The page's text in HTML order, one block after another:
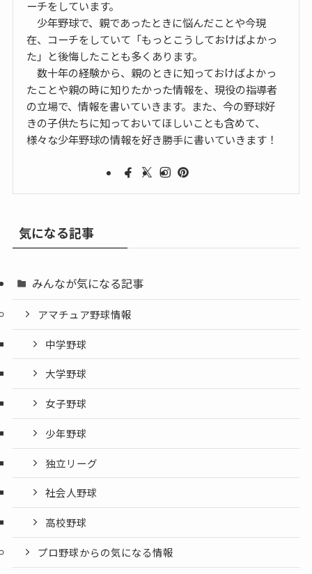
ーチをしています。
少年野球で、親であったときに悩んだことや今現
在、コーチをしていて「もっとこうしておけばよかっ
た」と後悔したことも多くあります。
数十年の経験から、親のときに知っておけばよかっ
たことや親の時に知りたかった情報を、現役の指導者
の立場で、情報を書いていきます。また、今の野球好
きの子供たちに知っておいてほしいことも含めて、
様々な少年野球の情報を好き勝手に書いていきます！
気になる記事
みんなが気になる記事
アマチュア野球情報
中学野球
大学野球
女子野球
少年野球
独立リーグ
社会人野球
高校野球
プロ野球からの気になる情報